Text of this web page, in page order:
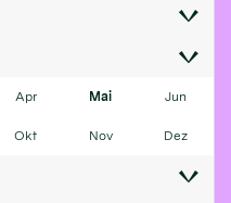
Apr Mai Jun
Okt Nov Dez